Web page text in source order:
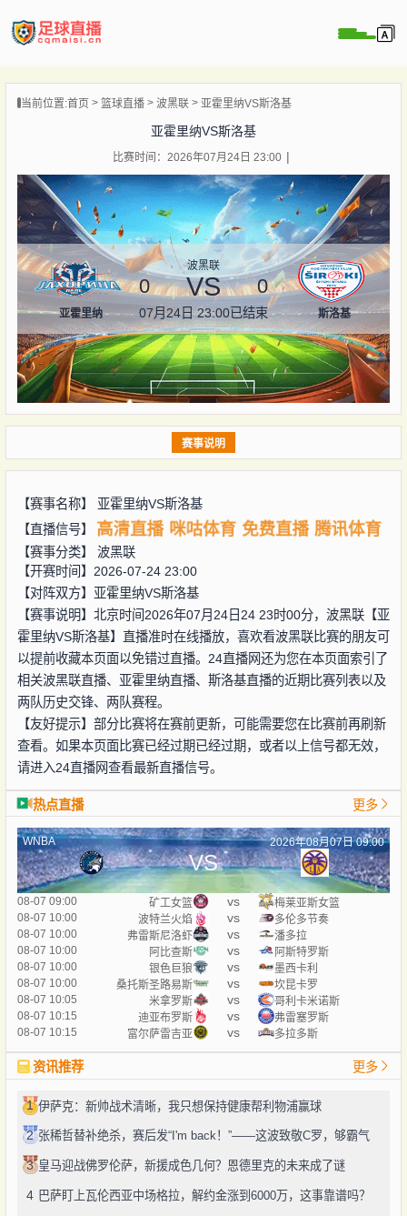
播
闻
当前位置:首页 篮球直播 波黑联 亚霍里纳VS斯洛基
亚霍里纳VS斯洛基
比赛时间：2026年07月24日 23:00
亚霍里纳
波黑联
0 VS 0
07月24日 23:00已结束 斯洛基
赛事说明
【赛事名称】 亚霍里纳VS斯洛基
【直播信号】
高清直播 咪咕体育 免费直播 腾讯体育
【赛事分类】 波黑联
【开赛时间】2026-07-24 23:00
【对阵双方】 亚霍里纳VS斯洛基
【赛事说明】北京时间2026年07月24日24 23时00分，波黑联【亚
霍里纳VS斯洛基】直播准时在线播放，喜欢看波黑联比赛的朋友可
以提前收藏本页面以免错过直播。24直播网还为您在本页面索引了
相关波黑联直播、亚霍里纳直播、斯洛基直播的近期比赛列表以及
两队历史交锋、两队赛程。
【友好提示】部分比赛将在赛前更新，可能需要您在比赛前再刷新
查看。如果本页面比赛已经过期已经过期，或者以上信号都无效，
请进入24直播网查看最新直播信号。
热点直播 更多
WNBA 2026年08月07日 09:00
VS
08-07 09:00 矿工女篮 vs
梅莱亚斯女篮
08-07 10:00
波特兰火焰 vs
多伦多节奏
08-07 10:00
弗雷斯尼洛虾 vs
潘多拉
08-07 10:00
阿比查斯 vs
阿斯特罗斯
08-07 10:00
银色巨狼 vs
墨西卡利
08-07 10:00
桑托斯圣路易斯 vs
坎昆卡罗
08-07 10:05
米拿罗斯 vs
哥利卡米诺斯
08-07 10:15
迪亚布罗斯 vs
弗雷塞罗斯
08-07 10:15
富尔萨雷吉亚 vs 多拉多斯
资讯推荐 更多
1 伊萨克：新帅战术清晰，我只想保持健康帮利物浦赢球
2 张稀哲替补绝杀，赛后发“I'm back！”——这波致敬C罗，够霸气
3 皇马迎战佛罗伦萨，新援成色几何？恩德里克的未来成了谜
4 巴萨盯上瓦伦西亚中场格拉，解约金涨到6000万，这事靠谱吗？